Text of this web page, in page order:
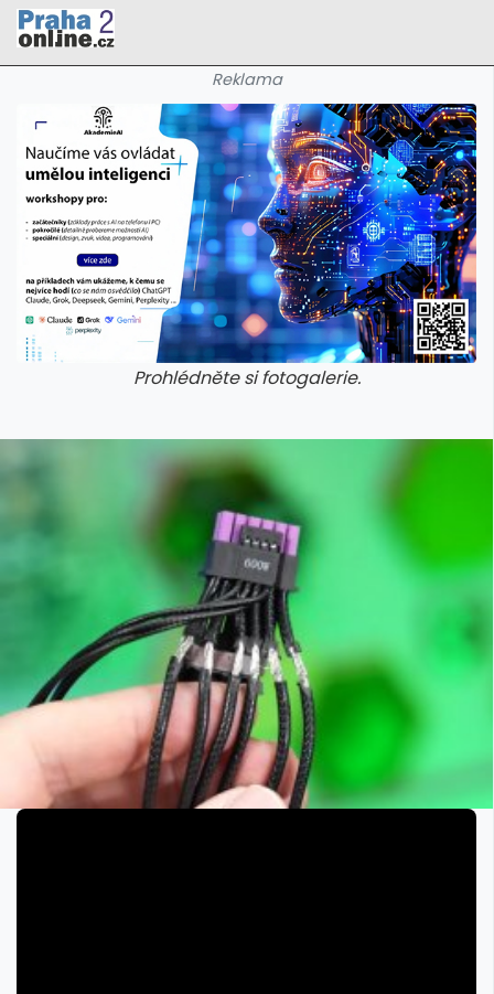
Reklama
Prohlédněte si fotogalerie.